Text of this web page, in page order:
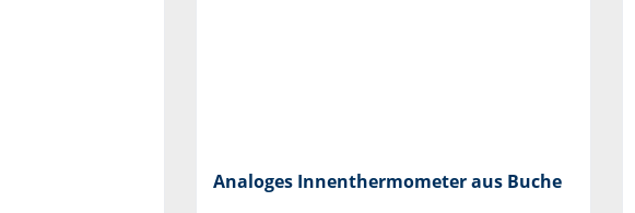
Analoges Innenthermometer aus Buche